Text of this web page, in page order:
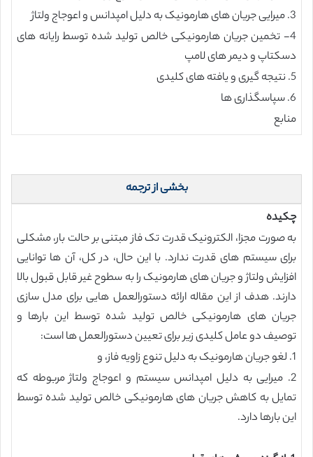
3. میرایی جریان های هارمونیک به دلیل امپدانس و اعوجاج ولتاژ
4- تخمین جریان هارمونیکی خالص تولید شده توسط رایانه های
دسکتاپ و دیمر های لامپ
5. نتیجه گیری و یافته های کلیدی
6. سپاسگذاری ها
منابع
بخشی از ترجمه
چکیده
به صورت مجزا، الکترونیک قدرت تک فاز مبتنی بر حالت بار، مشکلی
برای سیستم های قدرت ندارد. با این حال، در کل، آن ها توانایی
افزایش ولتاژ و جریان های هارمونیک را به سطوح غیر قابل قبول بالا
دارند. هدف از این مقاله ارائه دستورالعمل هایی برای مدل سازی
جریان های هارمونیکی خالص تولید شده توسط این بارها و
توصیف دو عامل کلیدی زیر برای تعیین دستورالعمل ها است:
1. لغو جریان هارمونیک به دلیل تنوع زاویه فاز، و
2. میرایی به دلیل امپدانس سیستم و اعوجاج ولتاژ مربوطه که
تمایل به کاهش جریان های هارمونیکی خالص تولید شده توسط
این بارها دارد.